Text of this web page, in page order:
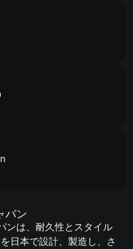
パン
ンは、耐久性とスタイル
日本で設計、製造し、さ